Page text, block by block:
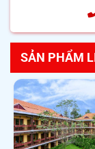
SẢN PHẨM